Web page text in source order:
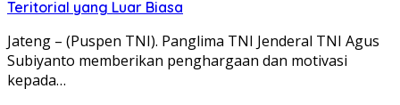
Teritorial yang Luar Biasa
Jateng – (Puspen TNI). Panglima TNI Jenderal TNI Agus
Subiyanto memberikan penghargaan dan motivasi
kepada…